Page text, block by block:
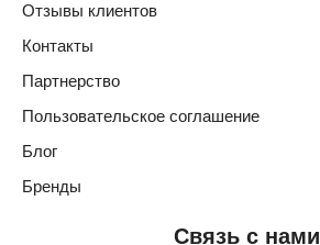
Связь с нами
Отзывы клиентов
Контакты
Партнерство
Пользовательское соглашение
Блог
Бренды